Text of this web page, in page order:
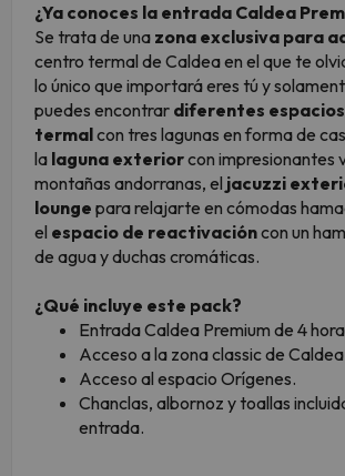
¿Ya conoces la entrada Caldea
Se trata de una zona exclusiva para
centro termal de Caldea en el que te
lo único que importará eres tú y
puedes encontrar diferentes espacios
termalcon tres lagunas en forma de
la laguna exteriorcon impresionantes
montañas andorranas, el jacuzzi
lounge para relajarte en cómodas
el espacio de reactivacióncon un
de agua y duchas cromáticas.
¿Qué incluye este pack?
Entrada Caldea Premium de 4
Acceso a la zona classic de
Acceso al espacio Orígenes.
Chanclas, albornoz y toallas
entrada.